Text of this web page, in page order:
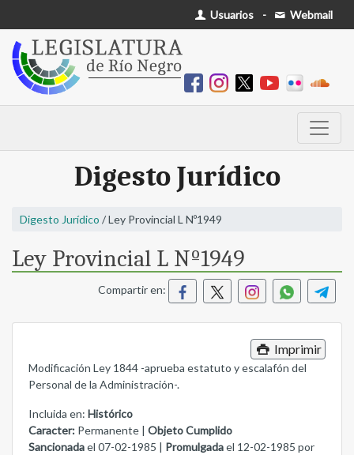
Usuarios - Webmail
Digesto Jurídico
Digesto Jurídico / Ley Provincial L Nº1949
Ley Provincial L Nº1949
Compartir en:
Imprimir
Modificación Ley 1844 -aprueba estatuto y escalafón del
Personal de la Administración-.
Incluida en: Histórico
Caracter: Permanente | Objeto Cumplido
Sancionadael 07-02-1985 | Promulgadael 12-02-1985 por